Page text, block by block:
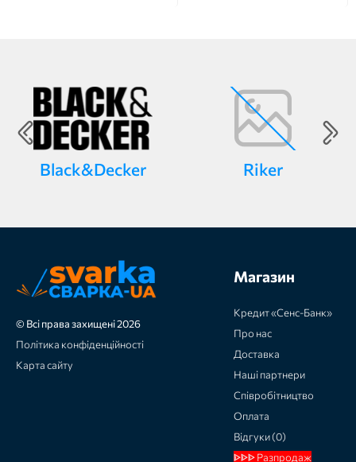
Black&Decker Riker
© Всі права захищені 2026
Політика конфіденційності
Карта сайту
Магазин
Кредит «Сенс-Банк»
Про нас
Доставка
Наші партнери
Співробітництво
Оплата
Відгуки (0)
ᐈᐈᐈ Разпродаж